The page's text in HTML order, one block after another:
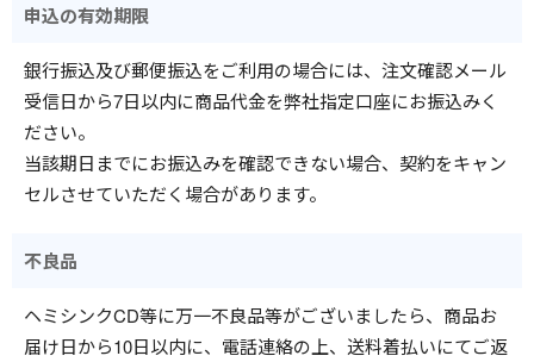
申込の有効期限
銀行振込及び郵便振込をご利用の場合には、注文確認メール
受信日から7日以内に商品代金を弊社指定口座にお振込みく
ださい。
当該期日までにお振込みを確認できない場合、契約をキャン
セルさせていただく場合があります。
不良品
ヘミシンクCD等に万一不良品等がございましたら、商品お
届け日から10日以内に、電話連絡の上、送料着払いにてご返